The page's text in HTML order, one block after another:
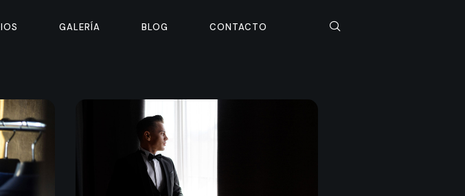
GALERÍA BLOG CONTACTO